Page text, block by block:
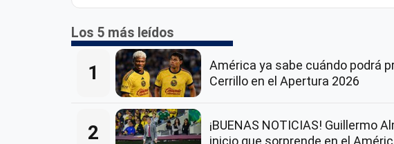
Los 5 más leídos
1
América ya sabe cuándo podrá
Cerrillo en el Apertura 2026
2
¡BUENAS NOTICIAS! Guillermo
inicio que sorprende en el